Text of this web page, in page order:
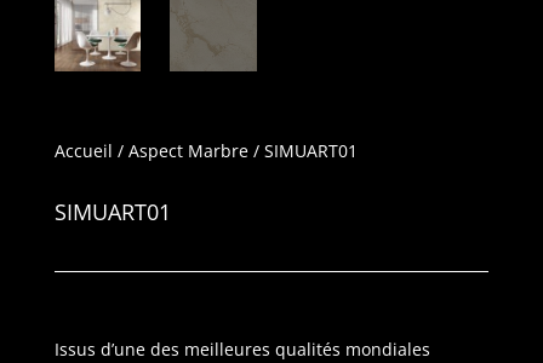
Accueil / Aspect Marbre/ SIMUART01
SIMUART01
Issus d’une des meilleures qualités mondiales